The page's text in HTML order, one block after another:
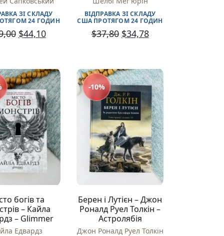
ЗІ СКЛАДУ
24 ГОДИН
$44,10
ВІДПРАВКА ЗІ СКЛАДУ
США ПРОТЯГОМ 24 ГОДИН
$37,80 $34,78
богів та
– Кайла
– Glimmer
Едвардз
-10%
Берен і Лутієн – Джон
Роналд Руел Толкін –
Астролябія
Джон Роналд Руел Толкін